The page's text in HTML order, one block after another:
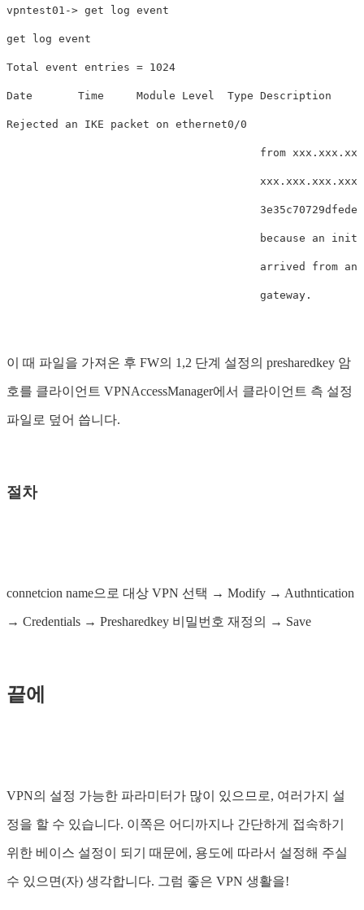
vpntest01-> get log event
get log event
Total event entries = 1024
Date       Time     Module Level  Type Description
Rejected an IKE packet on ethernet0/0
from
because an
arrived from an
이 때 파일을 가져온 후 FW의 1,2 단계 설정의 presharedkey 암
호를 클라이언트 VPNAccessManager에서 클라이언트 측 설정
파일로 덮어 씁니다.
절차
connetcion name으로 대상 VPN 선택 → Modify → Authntication
→ Credentials → Presharedkey 비밀번호 재정의 → Save
끝에
VPN의 설정 가능한 파라미터가 많이 있으므로, 여러가지 설
정을 할 수 있습니다. 이쪽은 어디까지나 간단하게 접속하기
위한 베이스 설정이 되기 때문에, 용도에 따라서 설정해 주실
수 있으면(자) 생각합니다. 그럼 좋은 VPN 생활을!